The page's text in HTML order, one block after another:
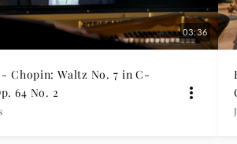
03:36
- Chopin: Waltz No. 7 in C-
64 No. 2